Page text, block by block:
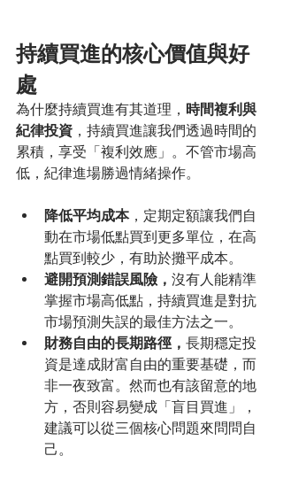
持續買進的核心價值與好
處
為什麼持續買進有其道理， 時間複利與
紀律投資 ，持續買進讓我們透過時間的
累積，享受「複利效應」。不管市場高
低，紀律進場勝過情緒操作。
降低平均成本，定期定額讓我們自
動在市場低點買到更多單位，在高
點買到較少，有助於攤平成本。
避開預測錯誤風險， 沒有人能精準
掌握市場高低點，持續買進是對抗
市場預測失誤的最佳方法之一。
財務自由的長期路徑， 長期穩定投
資是達成財富自由的重要基礎，而
非一夜致富。然而也有該留意的地
方，否則容易變成「盲目買進」，
建議可以從三個核心問題來問問自
己。